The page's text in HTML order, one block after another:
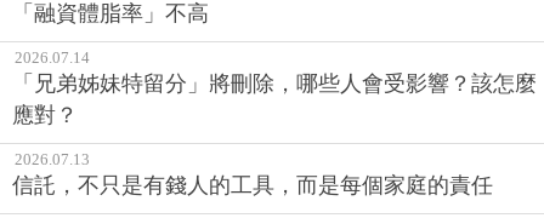
「融資體脂率」不高
2026.07.14
「兄弟姊妹特留分」將刪除，哪些人會受影響？該怎麼
應對？
2026.07.13
信託，不只是有錢人的工具，而是每個家庭的責任